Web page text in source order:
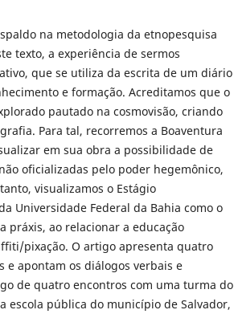
na metodologia da etnopesquisa
texto, a experiência de sermos
que se utiliza da escrita de um diário
e formação. Acreditamos que o
pautado na cosmovisão, criando
Para tal, recorremos a Boaventura
em sua obra a possibilidade de
oficializadas pelo poder hegemônico,
visualizamos o Estágio
Universidade Federal da Bahia como o
práxis, ao relacionar a educação
pixação. O artigo apresenta quatro
e apontam os diálogos verbais e
de quatro encontros com uma turma do
escola pública do município de Salvador,